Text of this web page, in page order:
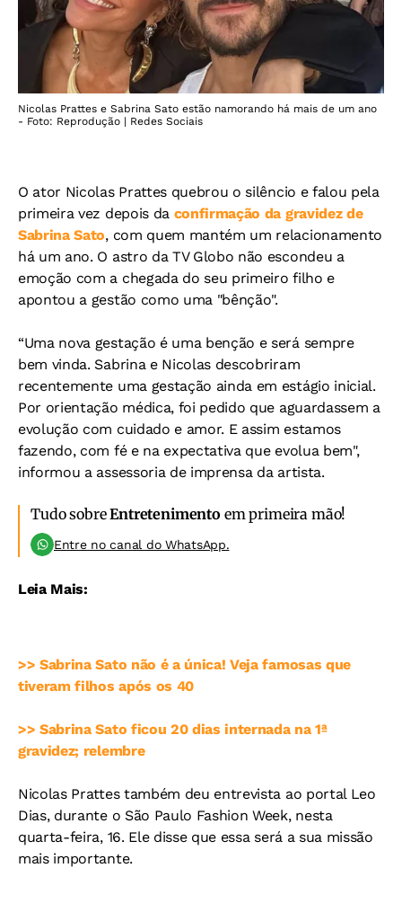
Nicolas Prattes e Sabrina Sato estão namorando há mais de um ano
- Foto: Reprodução | Redes Sociais
O ator Nicolas Prattes quebrou o silêncio e falou pela
primeira vez depois da confirmação da gravidez de
Sabrina Sato, com quem mantém um relacionamento
há um ano. O astro da TV Globo não escondeu a
emoção com a chegada do seu primeiro filho e
apontou a gestão como uma "bênção".
“Uma nova gestação é uma benção e será sempre
bem vinda. Sabrina e Nicolas descobriram
recentemente uma gestação ainda em estágio inicial.
Por orientação médica, foi pedido que aguardassem a
evolução com cuidado e amor. E assim estamos
fazendo, com fé e na expectativa que evolua bem",
informou a assessoria de imprensa da artista.
Tudo sobreEntretenimento em primeira mão!
Entre no canal do WhatsApp.
Leia Mais:
>> Sabrina Sato não é a única! Veja famosas que
tiveram filhos após os 40
>> Sabrina Sato ficou 20 dias internada na 1ª
gravidez; relembre
Nicolas Prattes também deu entrevista ao portal Leo
Dias, durante o São Paulo Fashion Week, nesta
quarta-feira, 16. Ele disse que essa será a sua missão
mais importante.